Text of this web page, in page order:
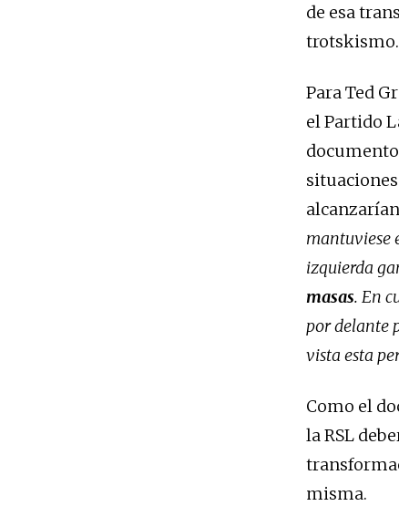
de esa
trotskismo.
Para Ted
el Partido
documento
mantuviese
izquierda
masas. En
por delante
vista esta
Como el
la RSL
misma.